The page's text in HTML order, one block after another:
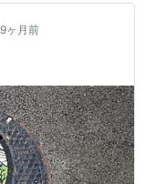
9ヶ月前